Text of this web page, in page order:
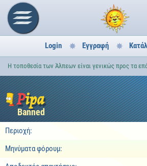
Login Εγγραφή
Η τοποθεσία των Άλπεων είναι γενικώς προς τα
Pipa
Banned
Περιοχή:
Μηνύματα φόρουμ: